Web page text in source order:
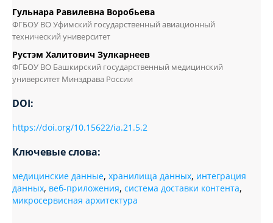
Гульнара Равилевна Воробьева
ФГБОУ ВО Уфимский государственный авиационный
технический университет
Рустэм Халитович Зулкарнеев
ФГБОУ ВО Башкирский государственный медицинский
университет Минздрава России
DOI:
https://doi.org/10.15622/ia.21.5.2
Ключевые слова:
медицинские данные, хранилища данных, интеграция
данных, веб-приложения, система доставки контента,
микросервисная архитектура